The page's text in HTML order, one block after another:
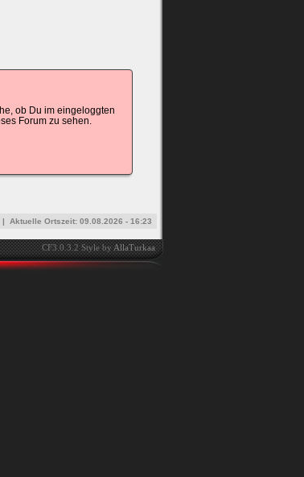
ob Du im eingeloggten
Forum zu sehen.
| Aktuelle Ortszeit: 09.08.2026 - 16:23
CF3.0.3.2 Style byAllaTurkaa